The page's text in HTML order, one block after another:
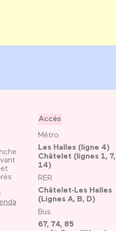
Accès
Métro
Les Halles (ligne 4)
Châtelet (lignes 1, 7,
14)
RER
Châtelet-Les Halles
(Lignes A, B, D)
Bus
67, 74, 85